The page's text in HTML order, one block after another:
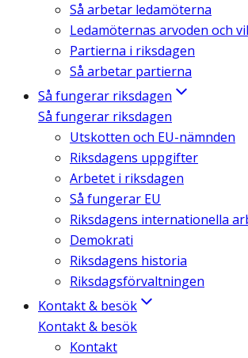
Så arbetar ledamöterna
Ledamöternas arvoden och
Partierna i riksdagen
Så arbetar partierna
Så fungerar riksdagen
Så fungerar riksdagen
Utskotten och EU-nämnden
Riksdagens uppgifter
Arbetet i riksdagen
Så fungerar EU
Riksdagens internationella
Demokrati
Riksdagens historia
Riksdagsförvaltningen
Kontakt & besök
Kontakt & besök
Kontakt